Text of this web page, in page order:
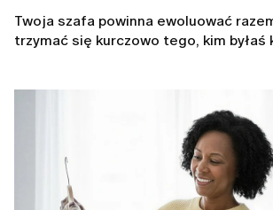
Twoja szafa powinna ewoluować
trzymać się kurczowo tego, kim byłaś